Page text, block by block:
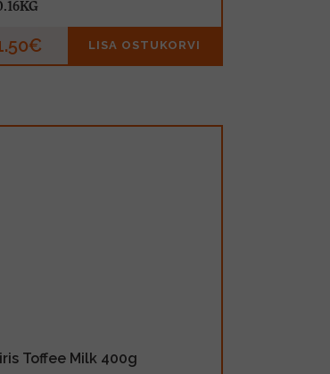
LISA OSTUKORVI
Toffee Milk 400g